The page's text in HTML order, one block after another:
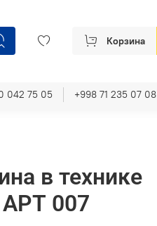
Корзина
042 75 05 +998 71 235 07 08
в технике
007